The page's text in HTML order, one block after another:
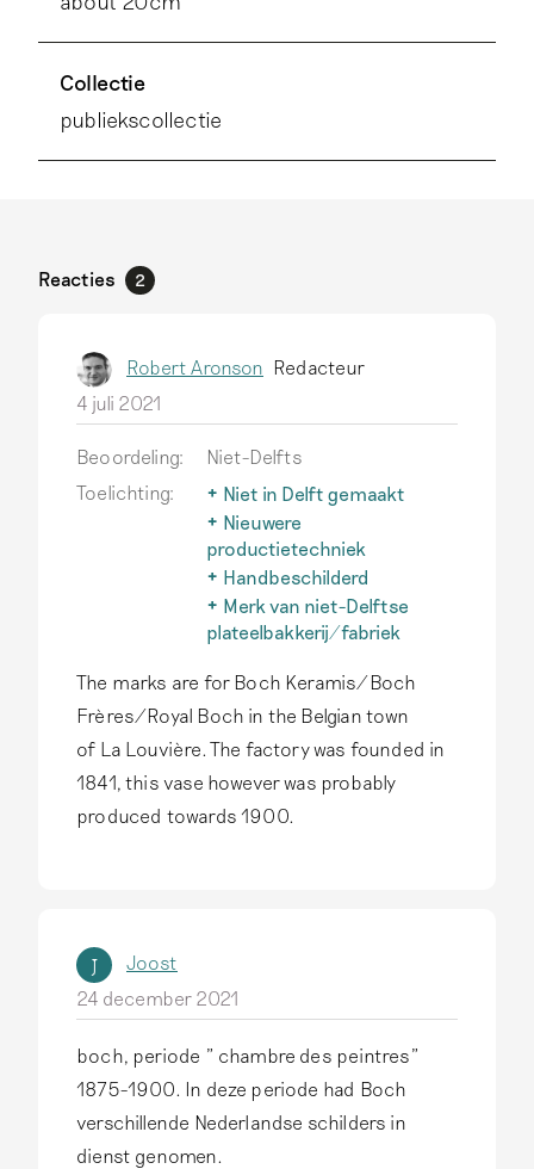
Collectie
publiekscollectie
Reacties 2
Robert Aronson Redacteur
4 juli 2021
Beoordeling:
Niet-Delfts
Toelichting:
Niet in Delft gemaakt
Delfts aardewerk wordt
alleen zo genoemd als het
echt in Delft is
geproduceerd.Lees meer
Nieuwere
productietechniek
Na 1850 ontwikkelen
fabrieken in binnen- en
buitenland efficiëntere,
productietechnieken. Dit
aardewerk valt buiten de
scope van deze site.
meer
Handbeschilderd
Een belangrijk kenmerk van
authentiek Delfts
het handgeschilderd is.
Druktechnieken komen op
dit aardewerk niet voor.
Lees meer
Merk van niet-Delftse
plateelbakkerij/fabriek
aardewerk inspireert ook
producenten buiten Delft,
maar écht Delfts
aardewerk is alleen in Delft
gemaakt.Lees meer
The marks are for Boch Keramis/Boch
Frères/Royal Boch in the Belgian town
of La Louvière. The factory was founded in
1841, this vase however was probably
produced towards 1900.
J
Joost
24 december 2021
boch, periode " chambre des peintres"
1875-1900. In deze periode had Boch
verschillende Nederlandse schilders in
dienst genomen.